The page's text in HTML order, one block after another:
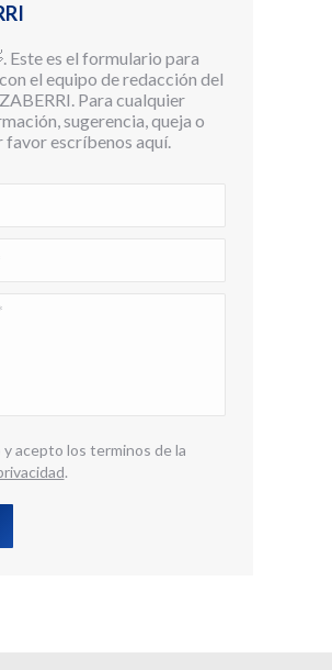
Este es el formulario para
el equipo de redacción del
Para cualquier
sugerencia, queja o
escríbenos aquí.
y acepto los terminos de la
.